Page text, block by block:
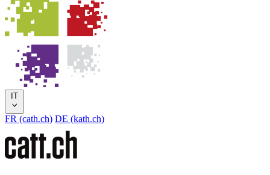
IT
FR (cath.ch) DE (kath.ch)